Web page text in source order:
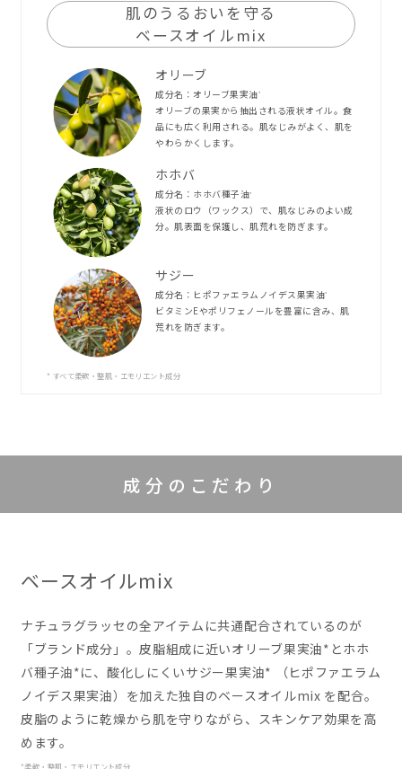
肌のうるおいを守る
ベースオイルmix
オリーブ
成分名：オリーブ果実油*
オリーブの果実から抽出される液状オイル。食
品にも広く利用される。肌なじみがよく、肌を
やわらかくします。
ホホバ
成分名：ホホバ種子油*
液状のロウ（ワックス）で、肌なじみのよい成
分。肌表面を保護し、肌荒れを防ぎます。
サジー
成分名：ヒポファエラムノイデス果実油*
ビタミンEやポリフェノールを豊富に含み、肌
荒れを防ぎます。
* すべて柔軟・整肌・エモリエント成分
成分のこだわり
ベースオイルmix
ナチュラグラッセの全アイテムに共通配合されているのが
「ブランド成分」。皮脂組成に近いオリーブ果実油*とホホ
バ種子油*に、酸化しにくいサジー果実油*
（ヒポファエラム
ノイデス果実油） を加えた独自のベースオイルmix を配合。
皮脂のように乾燥から肌を守りながら、スキンケア効果を高
めます。
*柔軟・整肌・エモリエント成分